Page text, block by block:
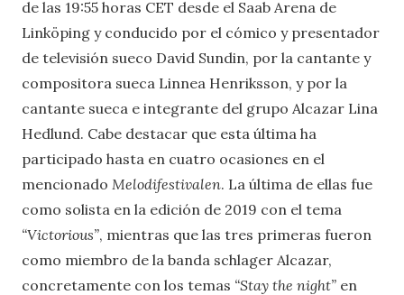
de las 19:55 horas CET desde el Saab Arena de
Linköping y conducido por el cómico y presentador
de televisión sueco David Sundin, por la cantante y
compositora sueca Linnea Henriksson, y por la
cantante sueca e integrante del grupo Alcazar Lina
Hedlund. Cabe destacar que esta última ha
participado hasta en cuatro ocasiones en el
mencionado Melodifestivalen. La última de ellas fue
como solista en la edición de 2019 con el tema
“Victorious”, mientras que las tres primeras fueron
como miembro de la banda schlager Alcazar,
concretamente con los temas “Stay the night” en